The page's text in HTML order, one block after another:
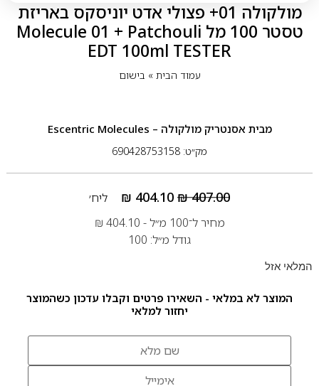
מולקולה 01+ פצולי אדט יוניסקס באריזת
טסטר 100 מל Molecule 01 + Patchouli
EDT 100ml TESTER
עמוד הבית» בישום
מבית אסנטריק מולקולה – Escentric Molecules
מק״ט: 690428753158
₪407.00
₪ 404.10
ליח׳
מחיר ל־100 מ״ל -
₪ 404.10
גודל מ״ל: 100
המלאי אזל
המוצר לא במלאי - השאירו פרטים וקבלו עדכון כשהמוצר
יחזור למלאי